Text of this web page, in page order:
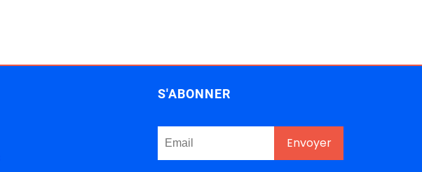
S'ABONNER
Envoyer